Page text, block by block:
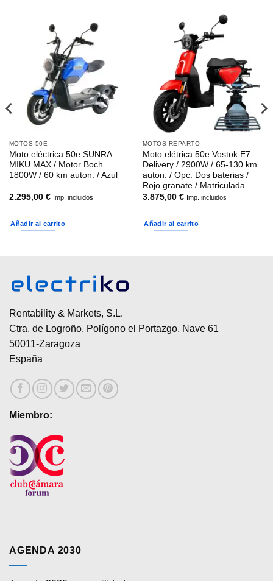
MOTOS 50E
Moto eléctrica 50e SUNRA
MIKU MAX / Motor Boch
1800W / 60 km auton. / Azul
2.295,00 € Imp. incluidos
Añadir al carrito
MOTOS REPARTO
Moto elétrica 50e Vostok E7
Delivery / 2900W / 65-130 km
auton. / Opc. Dos baterias /
Rojo granate / Matriculada
3.875,00 € Imp. incluidos
Añadir al carrito
Rentability & Markets, S.L.
Ctra. de Logroño, Polígono el Portazgo, Nave 61
50011-Zaragoza
España
Miembro:
AGENDA 2030